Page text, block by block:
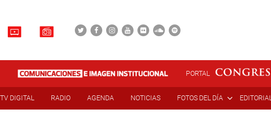
PORTAL
TV DIGITAL RADIO AGENDA NOTICIAS FOTOS DEL DÍA EDITORIAL